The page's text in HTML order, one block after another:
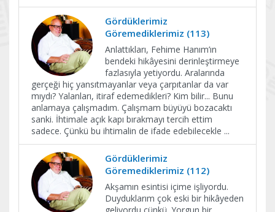
Gördüklerimiz
Göremediklerimiz (113)
Anlattıkları, Fehime Hanım’ın
bendeki hikâyesini derinleştirmeye
fazlasıyla yetiyordu. Aralarında
gerçeği hiç yansıtmayanlar veya çarpıtanlar da var
mıydı? Yalanları, itiraf edemedikleri? Kim bilir... Bunu
anlamaya çalışmadım. Çalışmam büyüyü bozacaktı
sanki. İhtimale açık kapı bırakmayı tercih ettim
sadece. Çünkü bu ihtimalin de ifade edebilecekle ...
Gördüklerimiz
Göremediklerimiz (112)
Akşamın esintisi içime işliyordu.
Duyduklarım çok eski bir hikâyeden